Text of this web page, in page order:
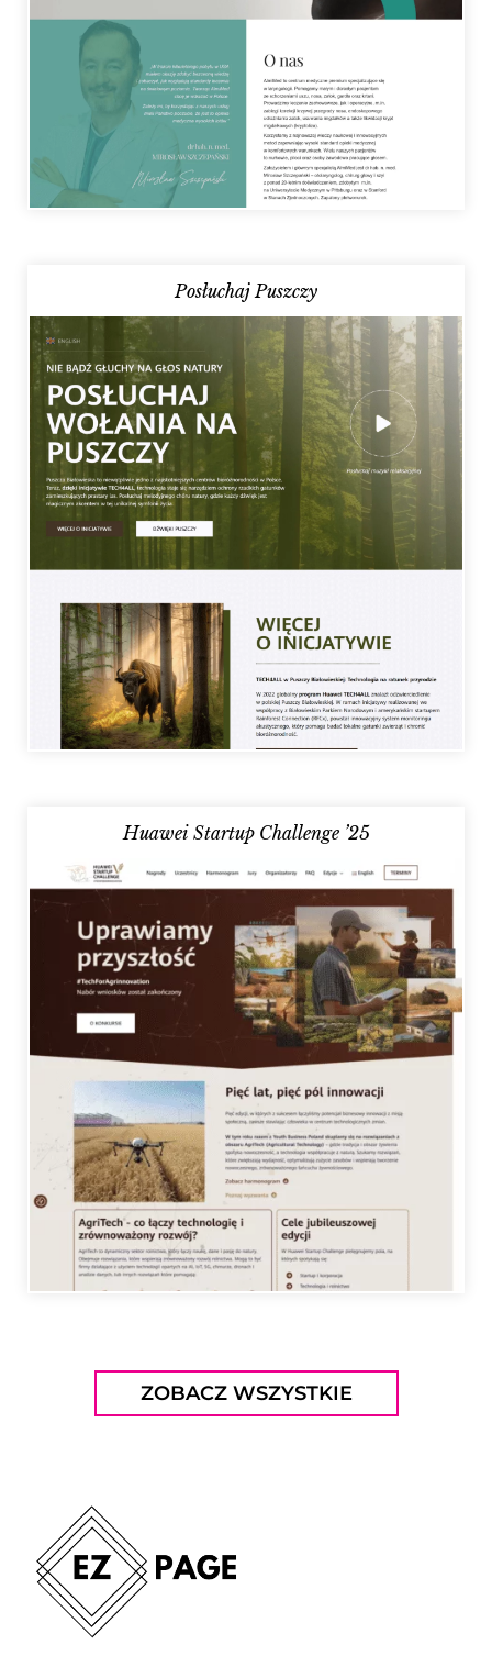
Posłuchaj Puszczy
Huawei Startup Challenge ’25
ZOBACZ WSZYSTKIE